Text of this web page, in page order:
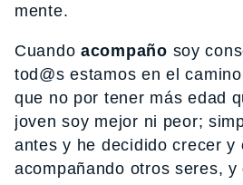
mente.
Cuandoacompaño soy
tod@s estamos en el
que no por tener más edad
joven soy mejor ni peor;
antes y he decidido crecer y
acompañando otros seres, y